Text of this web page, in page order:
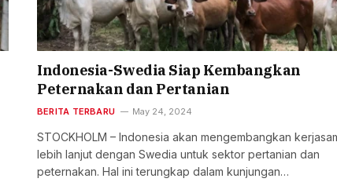
Indonesia-Swedia Siap Kembangkan
Peternakan dan Pertanian
BERITA TERBARU May 24, 2024
STOCKHOLM – Indonesia akan mengembangkan
lebih lanjut dengan Swedia untuk sektor pertanian dan
peternakan. Hal ini terungkap dalam kunjungan…